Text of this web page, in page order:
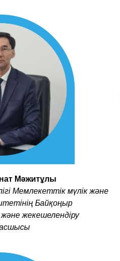
Мәжитұлы
Мемлекеттік мүлік және
Байқоңыр
жекешелендіру